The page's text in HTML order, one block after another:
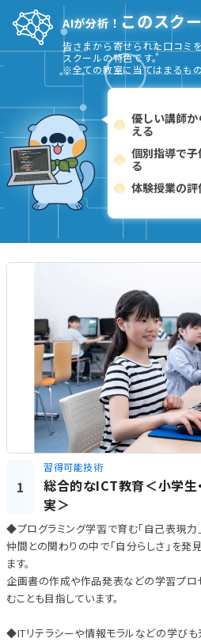
AIが分析！ このスク
皆さまから寄せられた口コミ
スクールの特色です。
※全ての教室に当てはまるも
優しい講師か
える
個別指導で
る
体験授業の
1
習得可能技術
総合的なICT教育＜小学生
実＞
◆プログラミング学習で育む「自己表現力」
仲間との関わりの中で「自分らしさ」を発
ます。
企画書の作成や作品発表などの学習プロ
むことも目指しています。
◆ITリテラシーや情報モラルなどの学び